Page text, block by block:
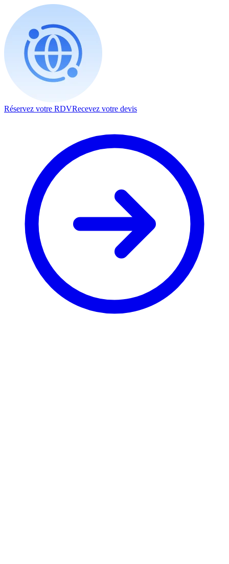
Réservez votre RDVRecevez votre devis